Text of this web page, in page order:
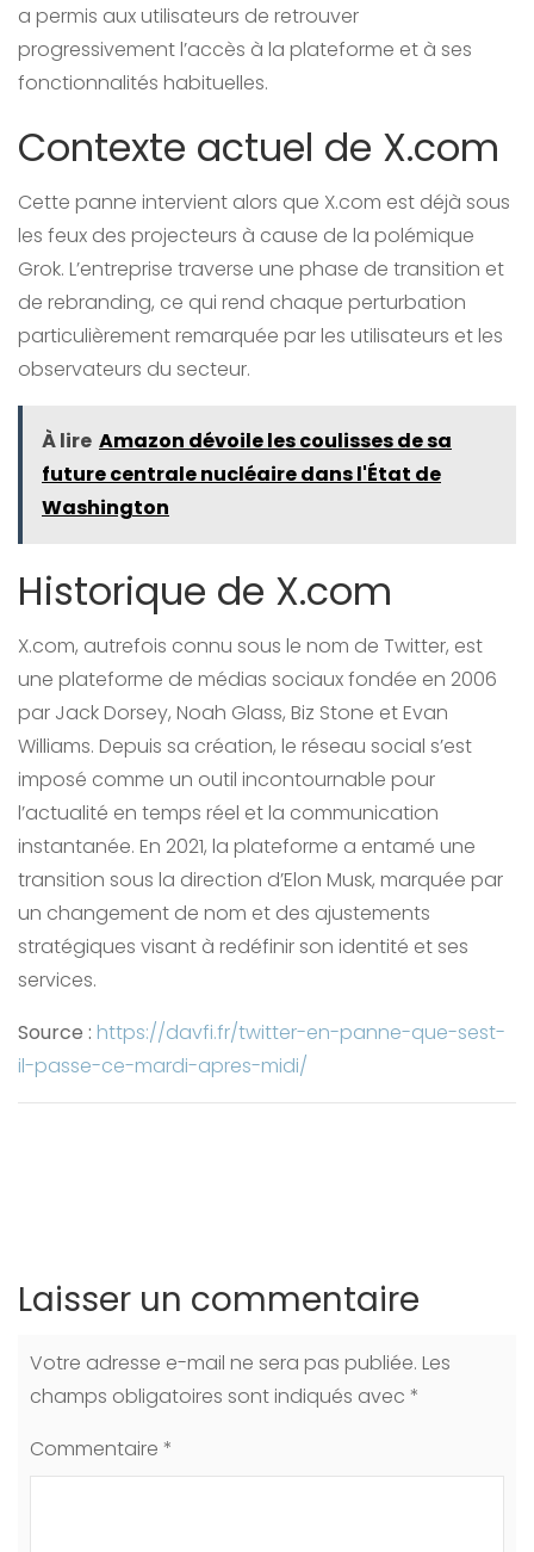
a permis aux utilisateurs de retrouver
progressivement l’accès à la plateforme et à ses
fonctionnalités habituelles.
Contexte actuel de X.com
Cette panne intervient alors que X.com est déjà sous
les feux des projecteurs à cause de la polémique
Grok. L’entreprise traverse une phase de transition et
de rebranding, ce qui rend chaque perturbation
particulièrement remarquée par les utilisateurs et les
observateurs du secteur.
À lire Amazon dévoile les coulisses de sa
future centrale nucléaire dans l'État de
Washington
Historique de X.com
X.com, autrefois connu sous le nom de Twitter, est
une plateforme de médias sociaux fondée en 2006
par Jack Dorsey, Noah Glass, Biz Stone et Evan
Williams. Depuis sa création, le réseau social s’est
imposé comme un outil incontournable pour
l’actualité en temps réel et la communication
instantanée. En 2021, la plateforme a entamé une
transition sous la direction d’Elon Musk, marquée par
un changement de nom et des ajustements
stratégiques visant à redéfinir son identité et ses
services.
Source : https://davfi.fr/twitter-en-panne-que-sest-
il-passe-ce-mardi-apres-midi/
Laisser un commentaire
Votre adresse e-mail ne sera pas publiée. Les
champs obligatoires sont indiqués avec *
Commentaire *